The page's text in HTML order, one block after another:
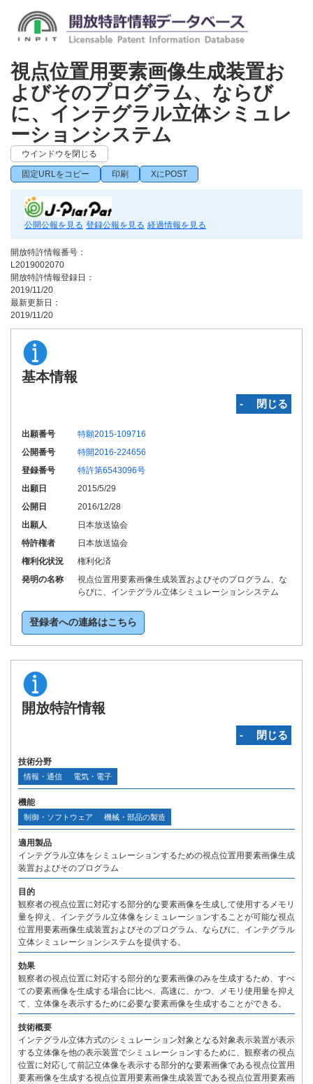
視点位置用要素画像生成装置お
よびそのプログラム、ならび
に、インテグラル立体シミュレ
ーションシステム
ウインドウを閉じる
固定URLをコピー 印刷 XにPOST
公開公報を見る 登録公報を見る 経過情報を見る
開放特許情報番号：
L2019002070
開放特許情報登録日：
2019/11/20
最新更新日：
2019/11/20
基本情報
‐ 閉じる
出願番号
特願2015-109716
公開番号
特開2016-224656
登録番号
特許第6543096号
出願日
2015/5/29
公開日
2016/12/28
出願人
日本放送協会
特許権者
日本放送協会
権利化状況
権利化済
発明の名称
視点位置用要素画像生成装置およびそのプログラム、な
らびに、インテグラル立体シミュレーションシステム
登録者への連絡はこちら
開放特許情報
‐ 閉じる
技術分野
情報・通信 電気・電子
機能
制御・ソフトウェア 機械・部品の製造
適用製品
インテグラル立体をシミュレーションするための視点位置用要素画像生成
装置およびそのプログラム
目的
観察者の視点位置に対応する部分的な要素画像を生成して使用するメモリ
量を抑え、インテグラル立体像をシミュレーションすることが可能な視点
位置用要素画像生成装置およびそのプログラム、ならびに、インテグラル
立体シミュレーションシステムを提供する。
効果
観察者の視点位置に対応する部分的な要素画像のみを生成するため、すべ
ての要素画像を生成する場合に比べ、高速に、かつ、メモリ使用量を抑え
て、立体像を表示するために必要な要素画像を生成することができる。
技術概要
インテグラル立体方式のシミュレーション対象となる対象表示装置が表示
する立体像を他の表示装置でシミュレーションするために、観察者の視点
位置に対応して前記立体像を表示する部分的な要素画像である視点位置用
要素画像を生成する視点位置用要素画像生成装置である視点位置用要素画